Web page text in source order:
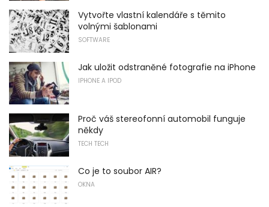
Vytvořte vlastní kalendáře s těmito
volnými šablonami
SOFTWARE
Jak uložit odstraněné fotografie na iPhone
IPHONE A IPOD
Proč váš stereofonní automobil funguje
někdy
TECH TECH
Co je to soubor AIR?
OKNA